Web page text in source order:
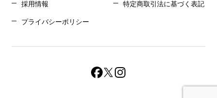
採用情報 特定商取引法に基づく表記
プライバシーポリシー